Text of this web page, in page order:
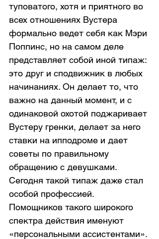
туповатого, хотя и приятного во
всех отношениях Вустера
формально ведет себя как Мэри
Поппинс, но на самом деле
представляет собой иной типаж:
это друг и сподвижник в любых
начинаниях. Он делает то, что
важно на данный момент, и с
одинаковой охотой поджаривает
Вустеру гренки, делает за него
ставки на ипподроме и дает
советы по правильному
обращению с девушками.
Сегодня такой типаж даже стал
особой профессией.
Помощников такого широкого
спектра действия именуют
«персональными ассистентами».